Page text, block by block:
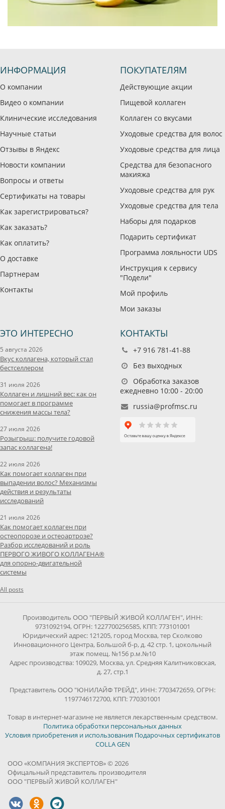
ИНФОРМАЦИЯ
О компании
Видео о компании
Клинические исследования
Научные статьи
Отзывы в Яндекс
Новости компании
Вопросы и ответы
Сертификаты на товары
Как зарегистрироваться?
Как заказать?
Как оплатить?
О доставке
Партнерам
Контакты
ПОКУПАТЕЛЯМ
Действующие акции
Пищевой коллаген
Коллаген со вкусами
Уходовые средства для волос
Уходовые средства для лица
Средства для безопасного
макияжа
Уходовые средства для рук
Уходовые средства для тела
Наборы для подарков
Подарить сертификат
Программа лояльности UDS
Инструкция к сервису
"Подели"
Мой профиль
Мои заказы
ЭТО ИНТЕРЕСНО
5 августа 2026
Вкус коллагена, который стал
бестселлером
31 июля 2026
Коллаген и лишний вес: как он
помогает в программе
снижения массы тела?
27 июля 2026
Розыгрыш: получите годовой
запас коллагена!
22 июля 2026
Как помогает коллаген при
выпадении волос? Механизмы
действия и результаты
исследований
21 июля 2026
Как помогает коллаген при
остеопорозе и остеоартрозе?
Разбор исследований и роль
ПЕРВОГО ЖИВОГО КОЛЛАГЕНА®
для опорно-двигательной
системы
All posts
КОНТАКТЫ
+7 916 781-41-88
Без выходных
Обработка заказов
ежедневно 10:00 - 20:00
russia@profmsc.ru
Производитель ООО "ПЕРВЫЙ ЖИВОЙ КОЛЛАГЕН", ИНН:
9731092194, ОГРН: 1227700256585, КПП: 773101001
Юридический адрес: 121205, город Москва, тер Сколково
Инновационного Центра, Большой б-р, д. 42 стр. 1, цокольный
этаж помещ. №156 р.м.№10
Адрес производства: 109029, Москва, ул. Средняя Калитниковская,
д. 27, стр.1
Представитель ООО "ЮНИЛАЙФ ТРЕЙД", ИНН: 7703472659, ОГРН:
1197746172700, КПП: 770301001
Товар в интернет-магазине не является лекарственным средством.
Политика обработки персональных данных
Условия приобретения и использования Подарочных сертификатов
COLLA GEN
ООО «КОМПАНИЯ ЭКСПЕРТОВ» © 2026
Офицальный представитель производителя
ООО "ПЕРВЫЙ ЖИВОЙ КОЛЛАГЕН"